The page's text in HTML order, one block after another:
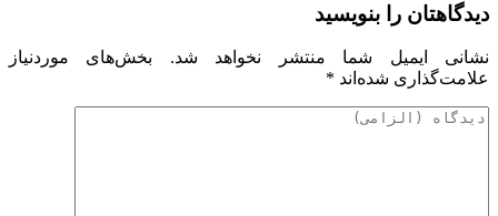
دیدگاهتان را بنویسید
نشانی ایمیل شما منتشر نخواهد شد.
بخش‌های موردنیاز
علامت‌گذاری شده‌اند *